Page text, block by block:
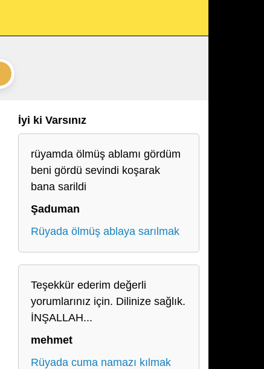
İyi ki Varsınız
rüyamda ölmüş ablamı gördüm
beni gördü sevindi koşarak
bana sarildi
Şaduman
Rüyada ölmüş ablaya sarılmak
Teşekkür ederim değerli
yorumlarınız için. Dilinize sağlık.
İNŞALLAH...
mehmet
Rüyada cuma namazı kılmak